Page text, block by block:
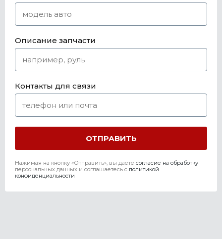
Описание запчасти
Контакты для связи
Нажимая на кнопку «Отправить», вы даете согласие на обработку
персональных данных и соглашаетесь c политикой
конфиденциальности